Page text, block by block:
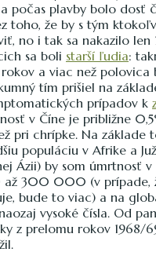
počas plavby bolo dosť
toho, že by s tým
no i tak sa nakazilo len
sa boli starší ľudia:
a viac než polovica
tím prišiel na
prípadov k
v Číne je približne
pri chrípke. Na základe
populáciu v Afrike a
Ázii) by som úmrtnosť v
300 000 (v prípade,
bude to viac) a na
vysoké čísla. Od
z prelomu rokov 1968/